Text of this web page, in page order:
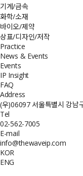
기계/금속
화학/소재
바이오/제약
상표/디자인/저작
Practice
News & Events
Events
IP Insight
FAQ
Address
(우)06097 서울특별시 강남
Tel
02-562-7005
E-mail
info@thewaveip.com
KOR
ENG